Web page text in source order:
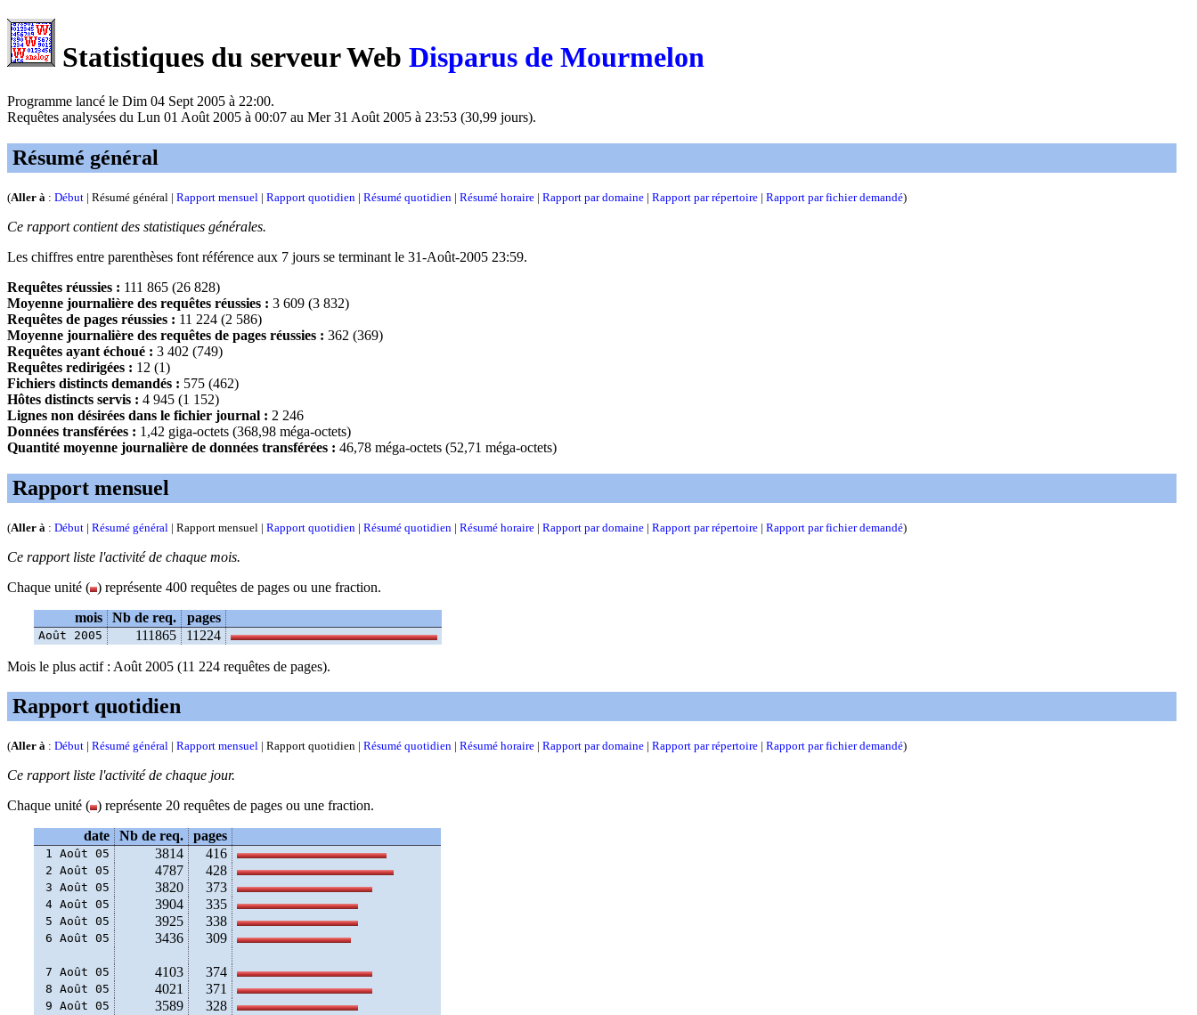
Statistiques du serveur Web Disparus de Mourmelon
Programme lancé le Dim 04 Sept 2005 à 22:00.
Requêtes analysées du Lun 01 Août 2005 à 00:07 au Mer 31 Août 2005 à 23:53 (30,99 jours).
Résumé général
(Aller à : Début | Résumé général | Rapport mensuel | Rapport quotidien | Résumé quotidien | Résumé horaire | Rapport par domaine | Rapport par répertoire | Rapport par fichier demandé)
Ce rapport contient des statistiques générales.
Les chiffres entre parenthèses font référence aux 7 jours se terminant le 31-Août-2005 23:59.
Requêtes réussies : 111 865 (26 828)
Moyenne journalière des requêtes réussies : 3 609 (3 832)
Requêtes de pages réussies : 11 224 (2 586)
Moyenne journalière des requêtes de pages réussies : 362 (369)
Requêtes ayant échoué : 3 402 (749)
Requêtes redirigées : 12 (1)
Fichiers distincts demandés : 575 (462)
Hôtes distincts servis : 4 945 (1 152)
Lignes non désirées dans le fichier journal : 2 246
Données transférées : 1,42 giga-octets (368,98 méga-octets)
Quantité moyenne journalière de données transférées : 46,78 méga-octets (52,71 méga-octets)
Rapport mensuel
(Aller à : Début | Résumé général | Rapport mensuel | Rapport quotidien | Résumé quotidien | Résumé horaire | Rapport par domaine | Rapport par répertoire | Rapport par fichier demandé)
Ce rapport liste l'activité de chaque mois.
Chaque unité ( ) représente 400 requêtes de pages ou une fraction.
mois
Nb de req. pages
Août 2005 111865 11224
Mois le plus actif : Août 2005 (11 224 requêtes de pages).
Rapport quotidien
(Aller à : Début | Résumé général | Rapport mensuel | Rapport quotidien | Résumé quotidien | Résumé horaire | Rapport par domaine | Rapport par répertoire | Rapport par fichier demandé)
Ce rapport liste l'activité de chaque jour.
Chaque unité ( ) représente 20 requêtes de pages ou une fraction.
date
Nb de req. pages
1 Août 05 3814 416
2 Août 05 4787 428
3 Août 05 3820 373
4 Août 05 3904 335
5 Août 05 3925 338
6 Août 05 3436 309
7 Août 05 4103 374
8 Août 05 4021 371
9 Août 05 3589 328